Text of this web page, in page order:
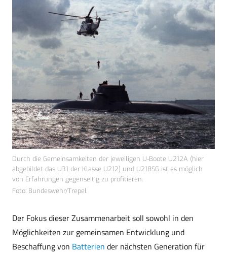
Durch die Gemeinsamkeiten der jeweiligen U-Boote U212A (hier
abgebildet das U31 der Klasse U212) und U218SG ist es möglich
von Erfahrungen gegenseitig zu profitieren.
Foto: Bundeswehr/Trepel
Der Fokus dieser Zusammenarbeit soll sowohl in den
Möglichkeiten zur gemeinsamen Entwicklung und
Beschaffung von Batterien der nächsten Generation für